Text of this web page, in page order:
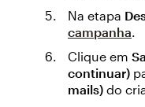
Na etapa
campanha.
Clique em
continuar)
mails) do